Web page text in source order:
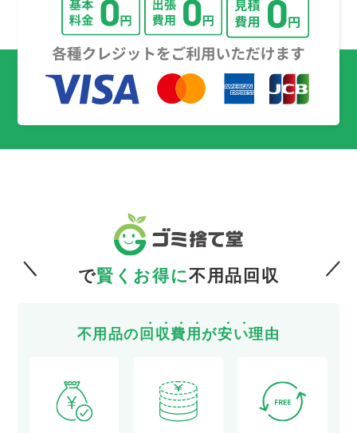
で賢くお得に不用品回収
不用品の 回 収費用 が安い理由